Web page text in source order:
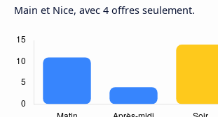
Main et Nice, avec 4 offres seulement.